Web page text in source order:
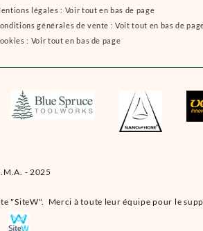
- 2025
légales : Voir tout en bas de page
générales de vente : Voit tout en bas de
: Voir tout en bas de page
"SiteW". Merci à toute leur équipe pour le